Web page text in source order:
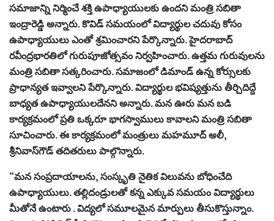
సమాజాన్ని నిర్మించే శక్తి ఉపాధ్యాయులకు ఉందని మంత్రి సబితా
ఇంద్రారెడ్డి అన్నారు. కొవిడ్ సమయంలో విద్యార్థుల చదువు కోసం
ఉపాధ్యాయులు ఎంతో శ్రమించారని పేర్కొన్నారు. హైదరాబాద్‌
రవీంద్రభారతిలో గురుపూజోత్సవం నిర్వహించారు. ఉత్తమ గురువులను
మంత్రి సబితా సత్కరించారు. సమాజంలో డిమాండ్ ఉన్న కోర్సులకు
ప్రాధాన్యత ఇవ్వాలని పేర్కొన్నారు. విద్యార్థుల భవిష్యత్తును తీర్చిదిద్దే
బాధ్యత ఉపాధ్యాయులదేనని అన్నారు. మన ఊరు మన బడి
కార్యక్రమంలో ప్రతి ఒక్కరూ భాగస్వాములు కావాలని మంత్రి సబితా
సూచించారు. ఈ కార్యక్రమంలో మంత్రులు మహమూద్‌ అలీ,
శ్రీనివాస్‌గౌడ్‌ తదితరులు పాల్గొన్నారు.
“మన సంప్రదాయాలను, సంస్కృతి నైతిక విలువను బోధించేది
ఉపాధ్యాయులు. తల్లిదండ్రులతో కన్న ఎక్కువ సమయం విద్యార్థులు
మీతోనే ఉంటారు . విద్యలో సమూలమైన మార్పులు తీసుకొస్తున్నాం.